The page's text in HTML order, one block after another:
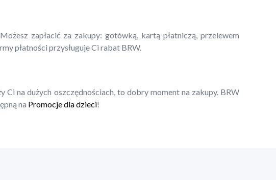
zapłacić za zakupy: gotówką, kartą płatniczą, przelewem
płatności przysługuje Ci rabat BRW.
na dużych oszczędnościach, to dobry moment na zakupy. BRW
na Promocje dla dzieci!